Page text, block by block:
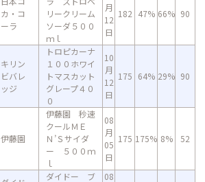
カ・コ
ーラ
リークリーム
ソーダ５００
ｍｌ
月
12
日
182 47% 66% 90
キリン
ビバレ
ッジ
トロピカーナ
１００ホワイ
トマスカット
グレープ４０
０
10
月
12
日
175 64% 29% 90
伊藤園
伊藤園 秒速
クールＭＥ
Ｎ’Ｓサイダ
ー ５００ｍ
ｌ
08
月
05
日
175 175% 8% 52
ダイドー ブ
08